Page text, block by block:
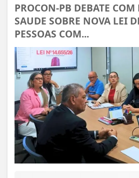
PROCON-PB DEBATE COM
SAUDE SOBRE NOVA LEI
PESSOAS COM...